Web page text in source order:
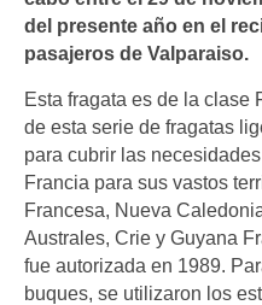
del presente año en el
pasajeros de Valparaiso.
Esta fragata es de la clase
de esta serie de fragatas
para cubrir las
Francia para sus vastos
Francesa, Nueva
Australes, Crie y Guyana
fue autorizada en 1989.
buques, se utilizaron los